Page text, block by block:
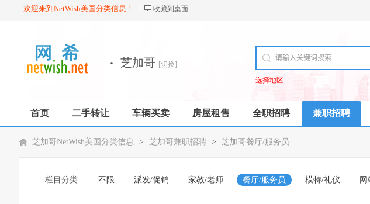
欢迎来到NetWish美国分类信息！ 收藏到桌面
· 芝加哥 [切换]
选择地区
首页 二手转让 车辆买卖 房屋租售 全职招聘 兼职招聘
芝加哥NetWish美国分类信息 > 芝加哥兼职招聘 > 芝加哥餐厅/服务员
栏目分类 不限 派发/促销 家教/老师 餐厅/服务员 模特/礼仪 网